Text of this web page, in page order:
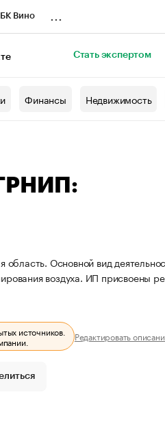
Вино
Стать экспертом
Финансы Недвижимость
Основной вид
воздуха. ИП присвоены
источников. Редактировать